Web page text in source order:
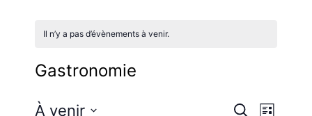
Il n’y a pas d’évènements à venir.
Gastronomie
Recherche
À venir